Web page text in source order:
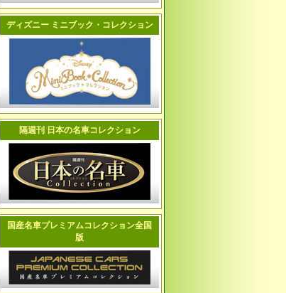
ディズニー ミニブック・コレクション
隔週刊 日本の名車コレクション
国産名車プレミアムコレクション全国
版